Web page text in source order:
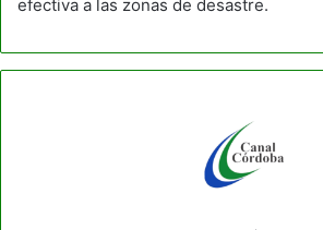
efectiva a las zonas de desastre.